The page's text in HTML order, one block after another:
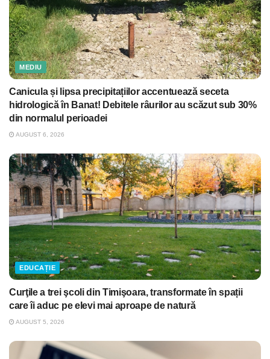
MEDIU
Canicula și lipsa precipitațiilor accentuează seceta
hidrologică în Banat! Debitele râurilor au scăzut sub 30%
din normalul perioadei
AUGUST 6, 2026
EDUCAȚIE
Curţile a trei şcoli din Timişoara, transformate în spații
care îi aduc pe elevi mai aproape de natură
AUGUST 5, 2026